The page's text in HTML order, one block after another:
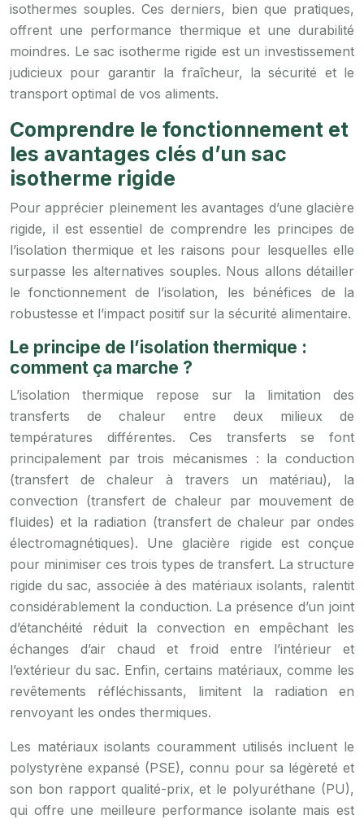
isothermes souples. Ces derniers, bien que pratiques,
offrent une performance thermique et une durabilité
moindres. Le sac isotherme rigide est un investissement
judicieux pour garantir la fraîcheur, la sécurité et le
transport optimal de vos aliments.
Comprendre le fonctionnement et
les avantages clés d’un sac
isotherme rigide
Pour apprécier pleinement les avantages d’une glacière
rigide, il est essentiel de comprendre les principes de
l’isolation thermique et les raisons pour lesquelles elle
surpasse les alternatives souples. Nous allons détailler
le fonctionnement de l’isolation, les bénéfices de la
robustesse et l’impact positif sur la sécurité alimentaire.
Le principe de l’isolation thermique :
comment ça marche ?
L’isolation thermique repose sur la limitation des
transferts de chaleur entre deux milieux de
températures différentes. Ces transferts se font
principalement par trois mécanismes : la conduction
(transfert de chaleur à travers un matériau), la
convection (transfert de chaleur par mouvement de
fluides) et la radiation (transfert de chaleur par ondes
électromagnétiques). Une glacière rigide est conçue
pour minimiser ces trois types de transfert. La structure
rigide du sac, associée à des matériaux isolants, ralentit
considérablement la conduction. La présence d’un joint
d’étanchéité réduit la convection en empêchant les
échanges d’air chaud et froid entre l’intérieur et
l’extérieur du sac. Enfin, certains matériaux, comme les
revêtements réfléchissants, limitent la radiation en
renvoyant les ondes thermiques.
Les matériaux isolants couramment utilisés incluent le
polystyrène expansé (PSE), connu pour sa légèreté et
son bon rapport qualité-prix, et le polyuréthane (PU),
qui offre une meilleure performance isolante mais est